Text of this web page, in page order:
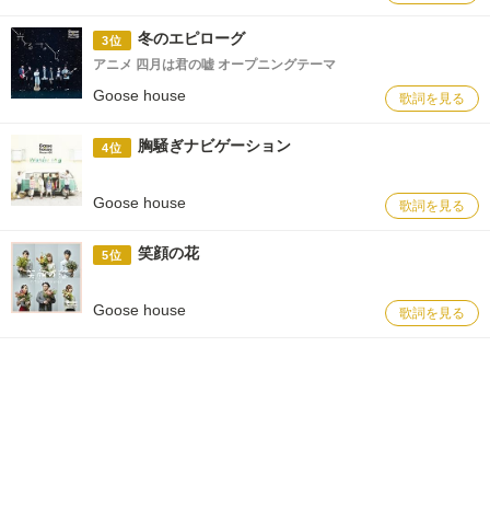
3位 冬のエピローグ
アニメ 四月は君の嘘 オープニングテーマ
Goose house 歌詞を見る
4位 胸騒ぎナビゲーション
Goose house 歌詞を見る
5位 笑顔の花
Goose house 歌詞を見る